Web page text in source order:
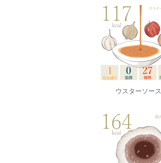
ウスターソース